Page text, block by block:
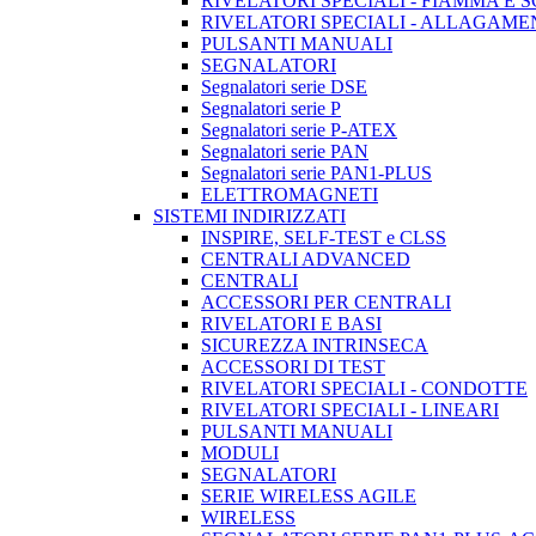
RIVELATORI SPECIALI -
PULSANTI MANUALI
SEGNALATORI
Segnalatori serie DSE
Segnalatori serie P
Segnalatori serie P-ATEX
Segnalatori serie PAN
Segnalatori serie PAN1-PLUS
ELETTROMAGNETI
SISTEMI INDIRIZZATI
INSPIRE, SELF-TEST e CLSS
CENTRALI ADVANCED
CENTRALI
ACCESSORI PER CENTRALI
RIVELATORI E BASI
SICUREZZA INTRINSECA
ACCESSORI DI TEST
RIVELATORI SPECIALI - CONDOTTE
RIVELATORI SPECIALI - LINEARI
PULSANTI MANUALI
MODULI
SEGNALATORI
SERIE WIRELESS AGILE
WIRELESS